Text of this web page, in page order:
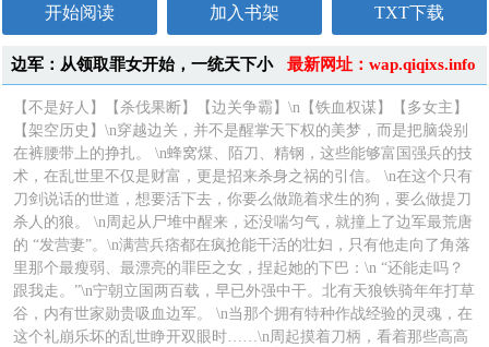
开始阅读 加入书架 TXT下载
最新网址：wap.qiqixs.info
边军：从领取罪女开始，一统天下小
说简介
【不是好人】【杀伐果断】【边关争霸】\n【铁血权谋】【多女主】
【架空历史】\n穿越边关，并不是醒掌天下权的美梦，而是把脑袋别
在裤腰带上的挣扎。 \n蜂窝煤、陌刀、精钢，这些能够富国强兵的技
术，在乱世里不仅是财富，更是招来杀身之祸的引信。 \n在这个只有
刀剑说话的世道，想要活下去，你要么做跪着求生的狗，要么做提刀
杀人的狼。 \n周起从尸堆中醒来，还没喘匀气，就撞上了边军最荒唐
的 “发营妻”。\n满营兵痞都在疯抢能干活的壮妇，只有他走向了角落
里那个最瘦弱、最漂亮的罪臣之女，捏起她的下巴：\n “还能走吗？
跟我走。”\n宁朝立国两百载，早已外强中干。北有天狼铁骑年年打草
谷，内有世家勋贵吸血边军。 \n当那个拥有特种作战经验的灵魂，在
这个礼崩乐坏的乱世睁开双眼时……\n周起摸着刀柄，看着那些高高